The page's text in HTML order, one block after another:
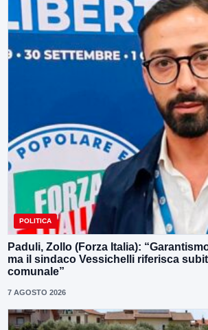
POLITICA
Paduli, Zollo (Forza Italia):
ma il sindaco Vessichelli riferisca
comunale”
7 AGOSTO 2026